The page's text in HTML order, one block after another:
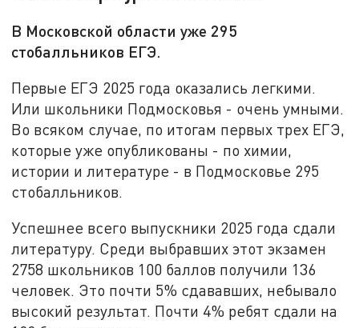
В Московской области уже 295
стобалльников ЕГЭ.
Первые ЕГЭ 2025 года оказались легкими.
Или школьники Подмосковья - очень умными.
Во всяком случае, по итогам первых трех ЕГЭ,
которые уже опубликованы - по химии,
истории и литературе - в Подмосковье 295
стобалльников.
Успешнее всего выпускники 2025 года сдали
литературу. Среди выбравших этот экзамен
2758 школьников 100 баллов получили 136
человек. Это почти 5% сдававших, небывало
высокий результат. Почти 4% ребят сдали на